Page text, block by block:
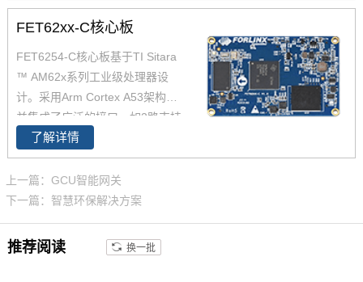
增强。飞凌嵌入式提供AM335x
核心板，具有小尺寸模块稳定性
概述，AM335x处理器特点，欢
迎致电咨询。
FET62xx-C核心板
FET6254-C核心板基于TI Sitara
™ AM62x系列工业级处理器设
计。采用Arm Cortex A53架构，
并集成了广泛的接口，如2路支持
TSN的千兆以太网、USB 2.0CA
N-FD，AM6254核心板兼容AM6
2x全系列处理器，提供单核、双
核、四核可选，功能引脚完全兼
4 AM6231 AM6232三款芯片为
您带来灵活的成本组合方案，AM
了解详情
上一篇：GCU智能网关
下一篇：智慧环保解决方案
推荐阅读 换一批